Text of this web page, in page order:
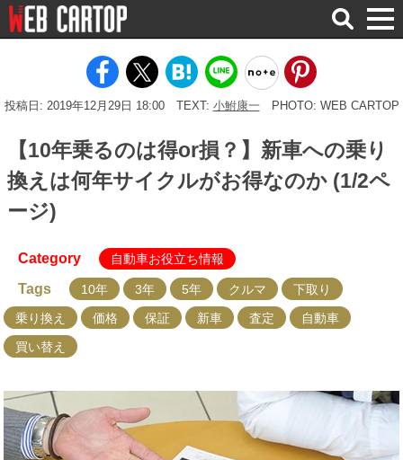
検
索
投稿日: 2019年12月29日 18:00 TEXT: 小鮒康一 PHOTO: WEB CARTOP
【10年乗るのは得or損？】新車への乗り
換えは何年サイクルがお得なのか (1/2ペ
ージ)
Category 自動車お役立ち情報
Tags 10年 3年 5年 クルマ
下取り
乗り換え
価格 保証 新車 査定
自動車
買い替え